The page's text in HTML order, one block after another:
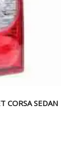
CORSA SEDAN